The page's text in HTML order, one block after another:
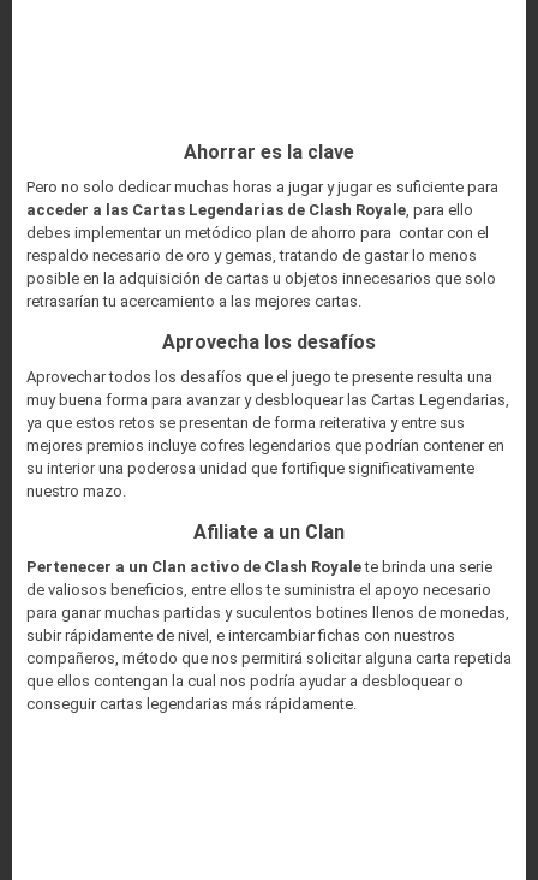
Ahorrar es la clave
Pero no solo dedicar muchas horas a jugar y jugar es suficiente para
acceder a las Cartas Legendarias de Clash Royale , para ello
debes implementar un metódico plan de ahorro para contar con el
respaldo necesario de oro y gemas, tratando de gastar lo menos
posible en la adquisición de cartas u objetos innecesarios que solo
retrasarían tu acercamiento a las mejores cartas.
Aprovecha los desafíos
Aprovechar todos los desafíos que el juego te presente resulta una
muy buena forma para avanzar y desbloquear las Cartas Legendarias,
ya que estos retos se presentan de forma reiterativa y entre sus
mejores premios incluye cofres legendarios que podrían contener en
su interior una poderosa unidad que fortifique significativamente
nuestro mazo.
Afiliate a un Clan
Pertenecer a un Clan activo de Clash Royalete brinda una serie
de valiosos beneficios, entre ellos te suministra el apoyo necesario
para ganar muchas partidas y suculentos botines llenos de monedas,
subir rápidamente de nivel, e intercambiar fichas con nuestros
compañeros, método que nos permitirá solicitar alguna carta repetida
que ellos contengan la cual nos podría ayudar a desbloquear o
conseguir cartas legendarias más rápidamente.